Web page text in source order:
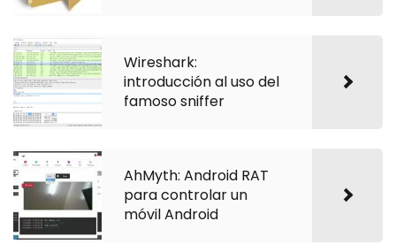
Wireshark:
introducción al uso del
famoso sniffer
AhMyth: Android RAT
para controlar un
móvil Android